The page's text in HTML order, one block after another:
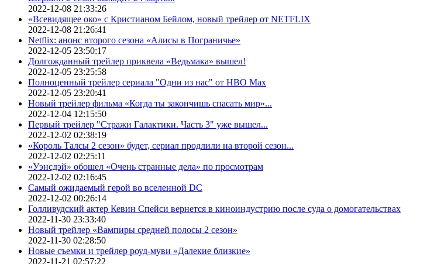
2022-12-08 21:33:26
«Всевидящее око» с Кристианом Бейлом, новый трейлер от NETFLIX
2022-12-08 21:26:41
Netflix: анонс второго сезона «Алисы в Пограничье»
2022-12-05 23:50:17
Долгожданный трейлер приквела «Ведьмака» вышел!
2022-12-05 23:25:58
Полноценный трейлер сериала "Одни из нас" от HBO Max
2022-12-05 23:20:41
Новый трейлер фильма «Когда ты закончишь спасать мир»...
2022-12-04 12:15:50
Первый трейлер "Стражи Галактики. Часть 3" уже вышел...
2022-12-02 02:38:19
«Король Талсы 2 сезон» будет, сериал продлили на второй сезон...
2022-12-02 02:25:11
«Уэнсдэй» обошел «Очень странные дела» по просмотрам
2022-12-02 02:16:45
Самый ожидаемый герой во вселенной DC
2022-12-02 00:26:14
Голливудский актер Кевин Спейси вернется в киноиндустрию после суда о домогательствах
2022-11-30 23:33:40
Новый трейлер «Вампиры средней полосы 2 сезон»
2022-11-30 02:28:50
Новые съемки и трейлер роуд-муви «Далекие близкие»
2022-11-21 02:57:22